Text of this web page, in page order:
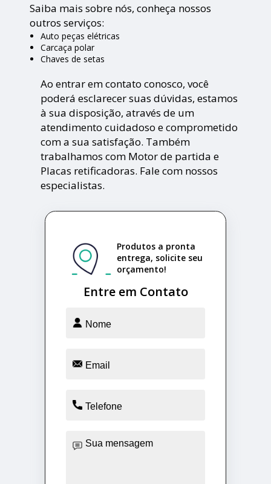
Saiba mais sobre nós, conheça nossos
outros serviços:
Auto peças elétricas
Carcaça polar
Chaves de setas
Ao entrar em contato conosco, você
poderá esclarecer suas dúvidas, estamos
à sua disposição, através de um
atendimento cuidadoso e comprometido
com a sua satisfação. Também
trabalhamos com Motor de partida e
Placas retificadoras. Fale com nossos
especialistas.
Entre em Contato
Produtos a pronta
entrega, solicite seu
orçamento!